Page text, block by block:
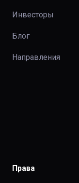
Инвесторы
Блог
Направления
Права